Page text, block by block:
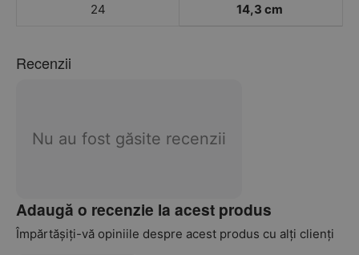
24 14,3 cm
Recenzii
Nu au fost găsite recenzii
Adaugă o recenzie la acest produs
Împărtășiți-vă opiniile despre acest produs cu alți clienți